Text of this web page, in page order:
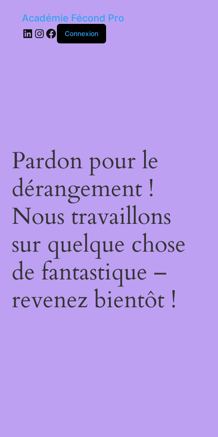
Académie Fécond Pro
LinkedIn
Instagram
Facebook
Connexion
Pardon pour le
dérangement !
Nous travaillons
sur quelque chose
de fantastique –
revenez bientôt !